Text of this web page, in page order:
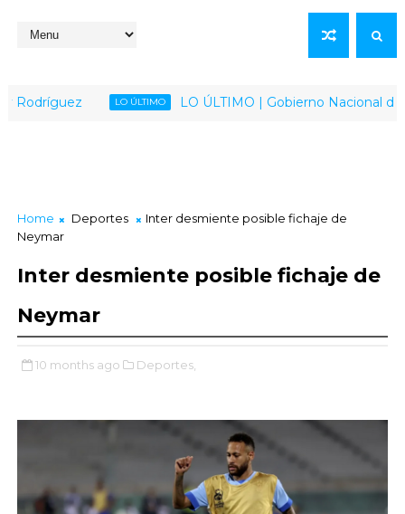
LO ÚLTIMO LO ÚLTIMO | Gobierno Nacional
Home Deportes
Inter desmiente posible fichaje de
Neymar
Inter desmiente posible fichaje de
Neymar
10 months ago Deportes,